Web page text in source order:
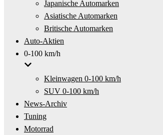
Japanische Automarken
Asiatische Automarken
Britische Automarken
Auto-Aktien
0-100 km/h
Kleinwagen 0-100 km/h
SUV 0-100 km/h
News-Archiv
Tuning
Motorrad